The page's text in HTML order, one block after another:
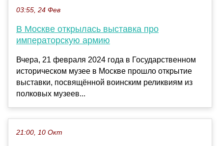
03:55, 24 Фев
В Москве открылась выставка про
императорскую армию
Вчера, 21 февраля 2024 года в Государственном
историческом музее в Москве прошло открытие
выставки, посвящённой воинским реликвиям из
полковых музеев...
21:00, 10 Окт